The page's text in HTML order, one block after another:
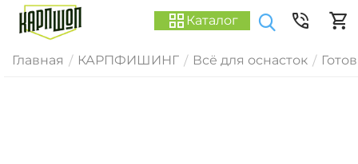
Каталог
Главная / КАРПФИШИНГ / Всё для оснасток /